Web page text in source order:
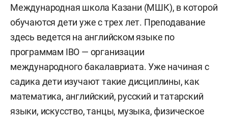
Международная школа Казани (МШК), в которой
обучаются дети уже с трех лет. Преподавание
здесь ведется на английском языке по
программам IBO — организации
международного бакалавриата. Уже начиная с
садика дети изучают такие дисциплины, как
математика, английский, русский и татарский
языки, искусство, танцы, музыка, физическое